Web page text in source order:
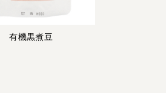
有機黒煮豆